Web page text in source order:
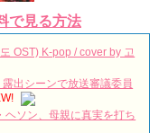
で見る方法
OST) K-pop / cover by 고
出シーンで放送審議委員
ヘソン、母親に真実を打ち